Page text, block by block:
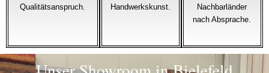
Qualitätsanspruch.
Handwerkskunst.
Nachbarländer
nach Absprache.